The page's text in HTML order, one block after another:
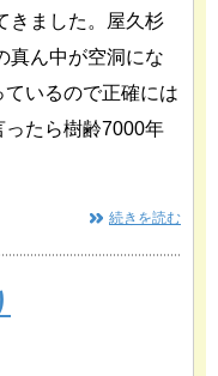
きました。屋久杉
真ん中が空洞にな
いるので正確には
たら樹齢7000年
続きを読む